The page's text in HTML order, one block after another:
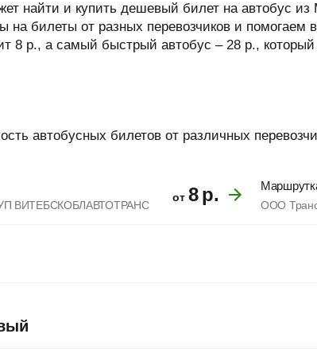
найти и купить дешевый билет на автобус
на билеты от разных перевозчиков и
8 р., а самый быстрый автобус – 28 р.,
автобусных билетов от различных
ВИТЕБСКОБЛАВТОТРАНС
от 8р.
ООО